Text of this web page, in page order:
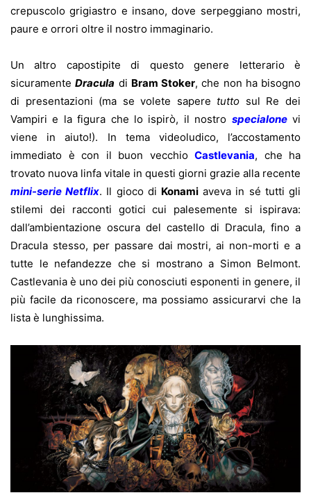
crepuscolo grigiastro e insano, dove serpeggiano mostri,
paure e orrori oltre il nostro immaginario.
Un altro capostipite di questo genere letterario è
sicuramenteDracula di Bram Stoker, che non ha bisogno
di presentazioni (ma se volete sapere tutto sul Re dei
Vampiri e la figura che lo ispirò, il nostro specialonevi
viene in aiuto!). In tema videoludico, l’accostamento
immediato è con il buon vecchio Castlevania, che ha
trovato nuova linfa vitale in questi giorni grazie alla recente
mini-serie Netflix. Il gioco di Konami aveva in sé tutti gli
stilemi dei racconti gotici cui palesemente si ispirava:
dall’ambientazione oscura del castello di Dracula, fino a
Dracula stesso, per passare dai mostri, ai non-morti e a
tutte le nefandezze che si mostrano a Simon Belmont.
Castlevania è uno dei più conosciuti esponenti in genere, il
più facile da riconoscere, ma possiamo assicurarvi che la
lista è lunghissima.